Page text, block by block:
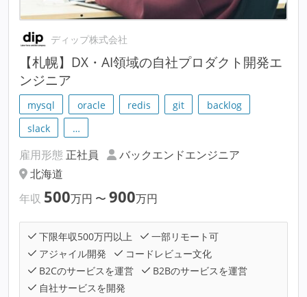
ディップ株式会社
【札幌】DX・AI領域の自社プロダクト開発エ
ンジニア
mysql oracle redis git
backlog
slack
…
雇用形態 正社員
バックエンドエンジニア
北海道
年収 500万円 〜 900万円
下限年収500万円以上
一部リモート可
アジャイル開発
コードレビュー文化
B2Cのサービスを運営
B2Bのサービスを運営
自社サービスを開発